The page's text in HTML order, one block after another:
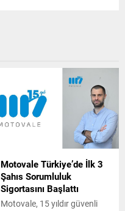
Motovale Türkiye’de İlk 3
Şahıs Sorumluluk
Sigortasını Başlattı
Motovale, 15 yıldır güvenli